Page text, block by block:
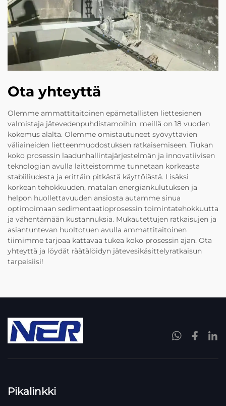
Ota yhteyttä
Olemme ammattitaitoinen epämetallisten liettesienen
valmistaja jätevedenpuhdistamoihin, meillä on 18 vuoden
kokemus alalta. Olemme omistautuneet syövyttävien
väliaineiden lietteenmuodostuksen ratkaisemiseen. Tiukan
koko prosessin laadunhallintajärjestelmän ja innovatiivisen
teknologian avulla laitteistomme tunnetaan korkeasta
stabiiliudesta ja erittäin pitkästä käyttöiästä. Lisäksi
korkean tehokkuuden, matalan energiankulutuksen ja
helpon huollettavuuden ansiosta autamme sinua
optimoimaan sedimentaatioprosessin toimintatehokkuutta
ja vähentämään kustannuksia. Mukautettujen ratkaisujen ja
asiantuntevan huoltotuen avulla ammattitaitoinen
tiimimme tarjoaa kattavaa tukea koko prosessin ajan. Ota
yhteyttä ja löydät räätälöidyn jätevesikäsittelyratkaisun
tarpeisiisi!
Pikalinkki